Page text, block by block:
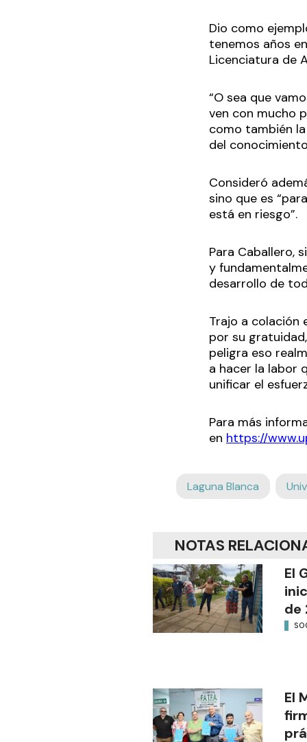
Dio como
tenemos años
Licenciatura de
“O sea que
ven con mucho
como también
del
Consideró
sino que es
está en riesgo”.
Para Caballero,
y
desarrollo de
Trajo a colación
por su
peligra eso
a hacer la labor
unificar el
Para más
en https://
Laguna Blanca
NOTAS
El
de
El